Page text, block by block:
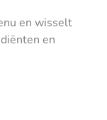
en wisselt
en